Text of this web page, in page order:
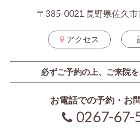
〒385-0021 長野県佐久
アクセス
必ずご予約の上、ご来院
お電話での予約・お
0267-67-